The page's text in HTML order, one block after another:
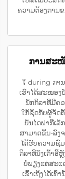
ຄວາມຕ້ອງການ
ການສະ
ໃ during ກາ
ເຮົາໄດ້ສະໜອງ
ນັກກິລາທີ່ມີຄ
ໃກ້ຊິດກັບຜູ້ຈັດ
ບັນໄດຟາກີເລັ
ສາມາດຂຶ້ນ-ລົງ
ໄດ້ຮັບຄວາມຊົ
ກິລາທີ່ນັ່ງເກົ້າອີ້
ບໍ່ພຽງແຕ່ສະແ
ເຂົ້າເຖິງໄດ້ເທົ່